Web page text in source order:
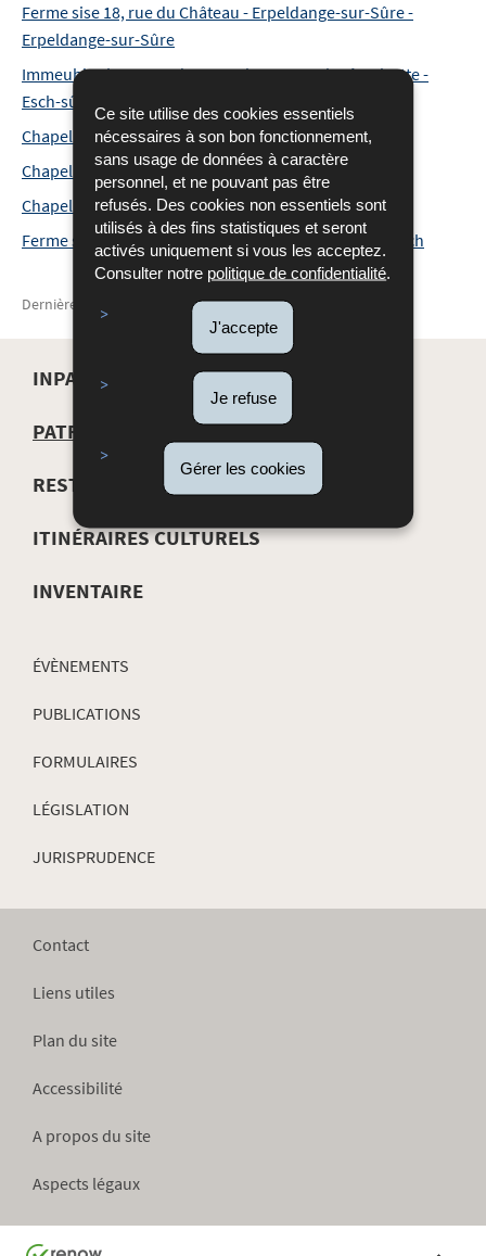
Ce site utilise des cookies essentiels
nécessaires à son bon fonctionnement,
sans usage de données à caractère
personnel, et ne pouvant pas être
refusés. Des cookies non essentiels sont
utilisés à des fins statistiques et seront
activés uniquement si vous les acceptez.
Consulter notre politique de confidentialité
J'accepte
Je refuse
Gérer les cookies
Ferme sise 18, rue du Château - Erpeldange-sur-Sûre -
Erpeldange-sur-Sûre
Immeuble sis 79, rue de Luxembourg - Esch-sûr-Alzette -
Esch-sûr-Alzette
Chapelle Saint-Valentin - Goesdorf - Bockholtz
Chapelle Sainte-Lucie - Goesdorf - Nocher
Chapelle des Trois Vierges - Luxembourg - Grund
Ferme sise 1, Kitzebuerhaff - Vallée e l'Ernz - Medernach
Dernière mise à jour 22/05/2026
MENU
DE
NAVIGATION
INPA
PATRIMOINE
RESTAURATION
ITINÉRAIRES CULTURELS
INVENTAIRE
ÉVÈNEMENTS
PUBLICATIONS
FORMULAIRES
LÉGISLATION
JURISPRUDENCE
Contact
Liens utiles
Plan du site
Accessibilité
A propos du site
Aspects légaux